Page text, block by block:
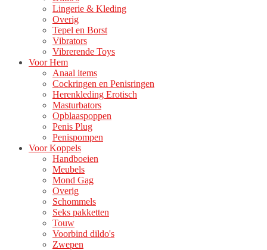
Lingerie & Kleding
Overig
Tepel en Borst
Vibrators
Vibrerende Toys
Voor Hem
Anaal items
Cockringen en Penisringen
Herenkleding Erotisch
Masturbators
Opblaaspoppen
Penis Plug
Penispompen
Voor Koppels
Handboeien
Meubels
Mond Gag
Overig
Schommels
Seks pakketten
Touw
Voorbind dildo's
Zwepen